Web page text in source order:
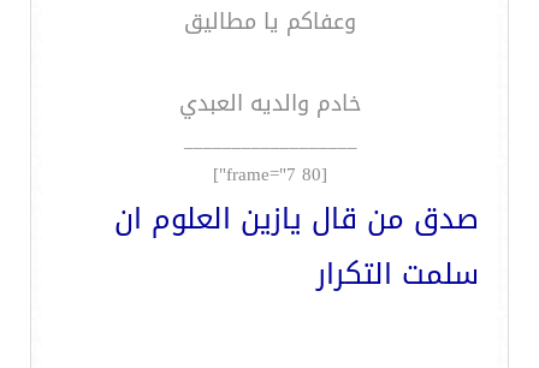
وعفاكم يا مطاليق
خادم والديه العبدي
__________________
[frame="7 80"]
صدق من قال يازين العلوم ان
سلمت التكرار